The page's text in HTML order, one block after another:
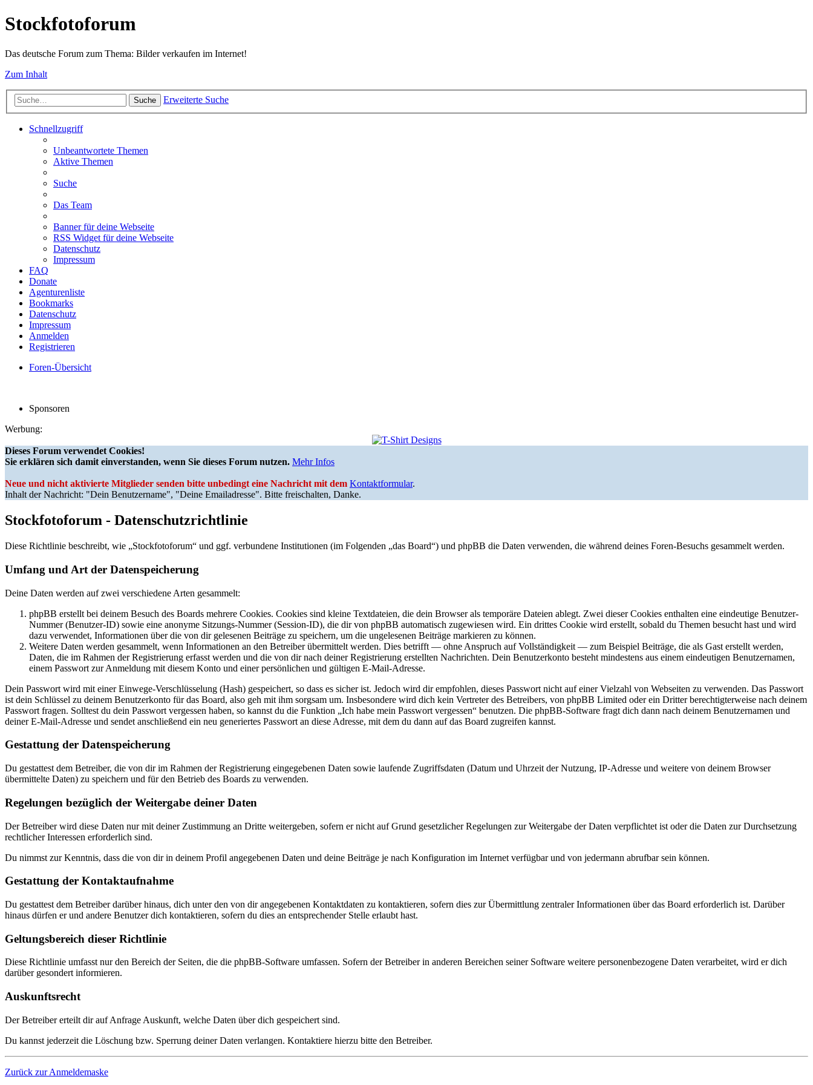
Stockfotoforum
Das deutsche Forum zum Thema: Bilder verkaufen im Internet!
Zum Inhalt
Suche Erweiterte Suche
Schnellzugriff
Unbeantwortete Themen
Aktive Themen
Suche
Das Team
Banner für deine Webseite
RSS Widget für deine Webseite
Datenschutz
Impressum
FAQ
Donate
Agenturenliste
Bookmarks
Datenschutz
Impressum
Anmelden
Registrieren
Foren-Übersicht
Sponsoren
Werbung:
Dieses Forum verwendet Cookies!
Sie erklären sich damit einverstanden, wenn Sie dieses Forum nutzen. Mehr Infos
Neue und nicht aktivierte Mitglieder senden bitte unbedingt eine Nachricht mit dem Kontaktformular.
Inhalt der Nachricht: "Dein Benutzername", "Deine Emailadresse". Bitte freischalten, Danke.
Stockfotoforum - Datenschutzrichtlinie
Diese Richtlinie beschreibt, wie „Stockfotoforum“ und ggf. verbundene Institutionen (im Folgenden „das Board“) und phpBB die Daten verwenden, die während deines Foren-Besuchs gesammelt werden.
Umfang und Art der Datenspeicherung
Deine Daten werden auf zwei verschiedene Arten gesammelt:
phpBB erstellt bei deinem Besuch des Boards mehrere Cookies. Cookies sind kleine Textdateien, die dein Browser als temporäre Dateien ablegt. Zwei dieser Cookies enthalten eine eindeutige Benutzer-
Nummer (Benutzer-ID) sowie eine anonyme Sitzungs-Nummer (Session-ID), die dir von phpBB automatisch zugewiesen wird. Ein drittes Cookie wird erstellt, sobald du Themen besucht hast und wird
dazu verwendet, Informationen über die von dir gelesenen Beiträge zu speichern, um die ungelesenen Beiträge markieren zu können.
Weitere Daten werden gesammelt, wenn Informationen an den Betreiber übermittelt werden. Dies betrifft — ohne Anspruch auf Vollständigkeit — zum Beispiel Beiträge, die als Gast erstellt werden,
Daten, die im Rahmen der Registrierung erfasst werden und die von dir nach deiner Registrierung erstellten Nachrichten. Dein Benutzerkonto besteht mindestens aus einem eindeutigen Benutzernamen,
einem Passwort zur Anmeldung mit diesem Konto und einer persönlichen und gültigen E-Mail-Adresse.
Dein Passwort wird mit einer Einwege-Verschlüsselung (Hash) gespeichert, so dass es sicher ist. Jedoch wird dir empfohlen, dieses Passwort nicht auf einer Vielzahl von Webseiten zu verwenden. Das Passwort
ist dein Schlüssel zu deinem Benutzerkonto für das Board, also geh mit ihm sorgsam um. Insbesondere wird dich kein Vertreter des Betreibers, von phpBB Limited oder ein Dritter berechtigterweise nach deinem
Passwort fragen. Solltest du dein Passwort vergessen haben, so kannst du die Funktion „Ich habe mein Passwort vergessen“ benutzen. Die phpBB-Software fragt dich dann nach deinem Benutzernamen und
deiner E-Mail-Adresse und sendet anschließend ein neu generiertes Passwort an diese Adresse, mit dem du dann auf das Board zugreifen kannst.
Gestattung der Datenspeicherung
Du gestattest dem Betreiber, die von dir im Rahmen der Registrierung eingegebenen Daten sowie laufende Zugriffsdaten (Datum und Uhrzeit der Nutzung, IP-Adresse und weitere von deinem Browser
übermittelte Daten) zu speichern und für den Betrieb des Boards zu verwenden.
Regelungen bezüglich der Weitergabe deiner Daten
Der Betreiber wird diese Daten nur mit deiner Zustimmung an Dritte weitergeben, sofern er nicht auf Grund gesetzlicher Regelungen zur Weitergabe der Daten verpflichtet ist oder die Daten zur Durchsetzung
rechtlicher Interessen erforderlich sind.
Du nimmst zur Kenntnis, dass die von dir in deinem Profil angegebenen Daten und deine Beiträge je nach Konfiguration im Internet verfügbar und von jedermann abrufbar sein können.
Gestattung der Kontaktaufnahme
Du gestattest dem Betreiber darüber hinaus, dich unter den von dir angegebenen Kontaktdaten zu kontaktieren, sofern dies zur Übermittlung zentraler Informationen über das Board erforderlich ist. Darüber
hinaus dürfen er und andere Benutzer dich kontaktieren, sofern du dies an entsprechender Stelle erlaubt hast.
Geltungsbereich dieser Richtlinie
Diese Richtlinie umfasst nur den Bereich der Seiten, die die phpBB-Software umfassen. Sofern der Betreiber in anderen Bereichen seiner Software weitere personenbezogene Daten verarbeitet, wird er dich
darüber gesondert informieren.
Auskunftsrecht
Der Betreiber erteilt dir auf Anfrage Auskunft, welche Daten über dich gespeichert sind.
Du kannst jederzeit die Löschung bzw. Sperrung deiner Daten verlangen. Kontaktiere hierzu bitte den Betreiber.
Zurück zur Anmeldemaske